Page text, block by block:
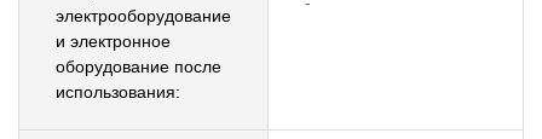
электрооборудование
и электронное
оборудование после
использования: